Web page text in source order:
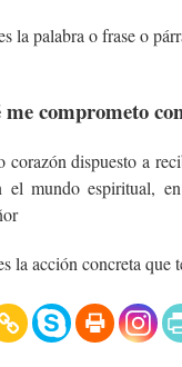
la palabra o frase o
comprometo
corazón dispuesto a
mundo espiritual,
la acción concreta que